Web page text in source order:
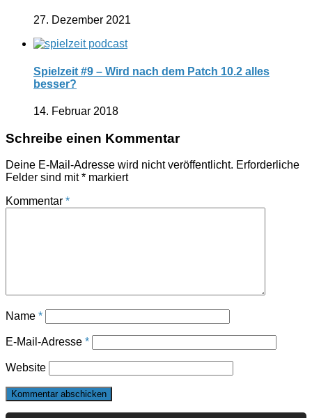
27. Dezember 2021
Spielzeit #9 – Wird nach dem Patch 10.2 alles
besser?
14. Februar 2018
Schreibe einen Kommentar
Deine E-Mail-Adresse wird nicht veröffentlicht. Erforderliche
Felder sind mit* markiert
Kommentar *
Name *
E-Mail-Adresse *
Website